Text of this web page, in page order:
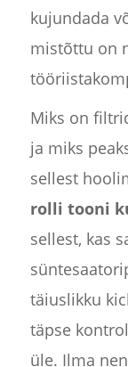
kujundada
mistõttu on
Miks on
ja miks
sellest
rolli tooni
sellest, kas
täiuslikku
täpse
üle. Ilma